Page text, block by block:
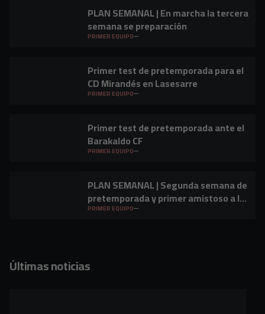
PLAN SEMANAL | En marcha la tercera
semana se preparación
PRIMER EQUIPO
Primer test de pretemporada para el
CD Mirandés en Lasesarre
PRIMER EQUIPO
Primer test de pretemporada ante el
Barakaldo CF
PRIMER EQUIPO
PLAN SEMANAL | Segunda semana de
pretemporada y primer amistoso a la
vista
PRIMER EQUIPO
Últimas noticias